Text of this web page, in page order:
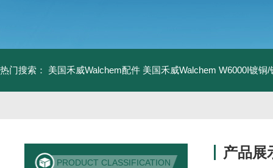
热门搜索： 美国禾威Walchem配件 美国禾威Walchem W6000I镀铜
PRODUCT CLASSIFICATION
产品展